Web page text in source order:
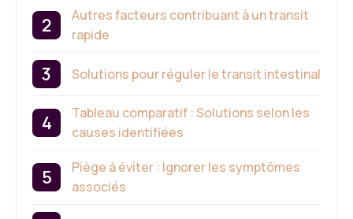
Autres facteurs contribuant à un transit
rapide
Solutions pour réguler le transit intestinal
Tableau comparatif : Solutions selon les
causes identifiées
Piège à éviter : Ignorer les symptômes
associés